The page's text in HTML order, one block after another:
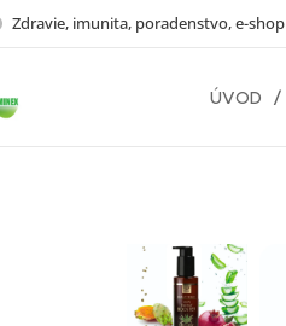
Zdravie, imunita, poradenstvo, e-shop
ÚVOD